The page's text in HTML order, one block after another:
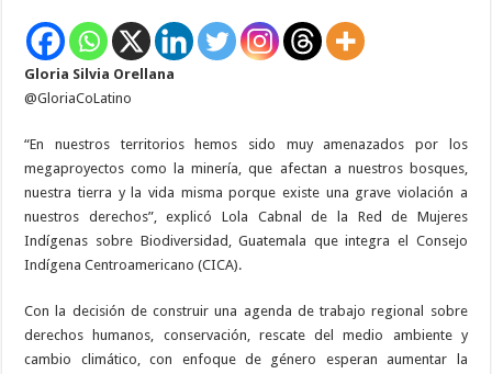
Gloria Silvia Orellana
@GloriaCoLatino
“En nuestros territorios hemos sido muy amenazados por los
megaproyectos como la minería, que afectan a nuestros bosques,
nuestra tierra y la vida misma porque existe una grave violación a
nuestros derechos”, explicó Lola Cabnal de la Red de Mujeres
Indígenas sobre Biodiversidad, Guatemala que integra el Consejo
Indígena Centroamericano (CICA).
Con la decisión de construir una agenda de trabajo regional sobre
derechos humanos, conservación, rescate del medio ambiente y
cambio climático, con enfoque de género esperan aumentar la